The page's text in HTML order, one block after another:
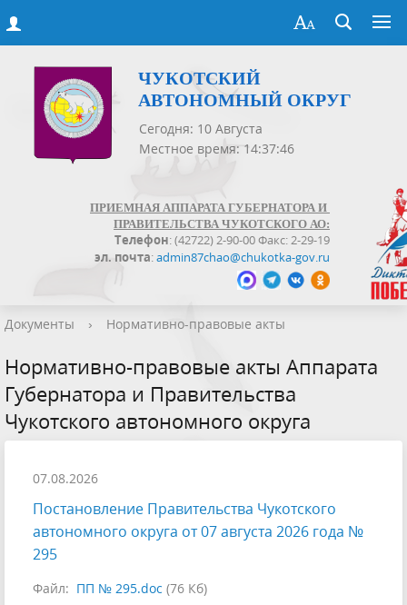
ЧУКОТСКИЙ
АВТОНОМНЫЙ ОКРУГ
Сегодня: 10 Августа
Местное время: 14:37:46
ПРИЕМНАЯ АППАРАТА ГУБЕРНАТОРА И
ПРАВИТЕЛЬСТВА ЧУКОТСКОГО АО:
Телефон: (42722) 2-90-00 Факс: 2-29-19
эл. почта:admin87chao@chukotka-gov.ru
Документы › Нормативно-правовые акты
Нормативно-правовые акты Аппарата
Губернатора и Правительства
Чукотского автономного округа
07.08.2026
Постановление Правительства Чукотского
автономного округа от 07 августа 2026 года №
295
Файл: ПП № 295.doc (76 Кб)